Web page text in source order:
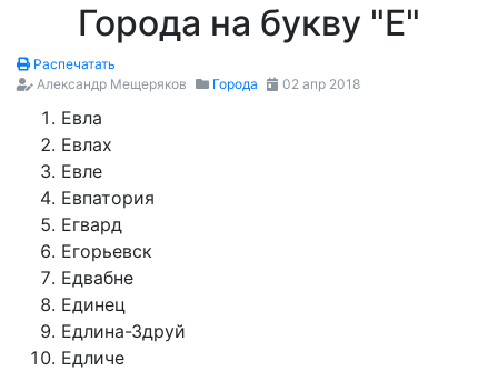
Города на букву "Е"
Распечатать
Александр Мещеряков
Города 02 апр 2018
Евла
Евлах
Евле
Евпатория
Егвард
Егорьевск
Едвабне
Единец
Едлина-Здруй
Едличе